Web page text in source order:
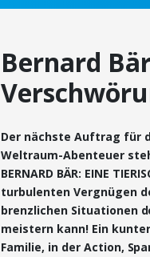
Bernard
Der nächste Auftrag für
Weltraum-Abenteuer
BERNARD BÄR: EINE
turbulenten Vergnügen
brenzlichen Situationen
meistern kann! Ein
Familie, in der Action,